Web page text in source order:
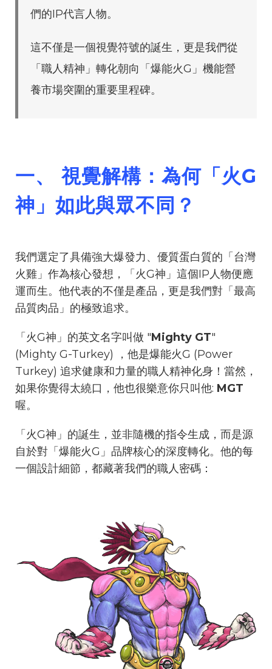
們的IP代言人物。
這不僅是一個視覺符號的誕生，更是我們從
「職人精神」轉化朝向「爆能火G」機能營
養市場突圍的重要里程碑。
一、 視覺解構：為何「火G
神」如此與眾不同？
我們選定了具備強大爆發力、優質蛋白質的「台灣
火雞」作為核心發想，「火G神」這個IP人物便應
運而生。他代表的不僅是產品，更是我們對「最高
品質肉品」的極致追求。
「火G神」的英文名字叫做 "Mighty GT"
(Mighty G-Turkey) ，他是爆能火G (Power
Turkey) 追求健康和力量的職人精神化身！當然，
如果你覺得太繞口，他也很樂意你只叫他: MGT
喔。
「火G神」的誕生，並非隨機的指令生成，而是源
自於對「爆能火G」品牌核心的深度轉化。他的每
一個設計細節，都藏著我們的職人密碼：